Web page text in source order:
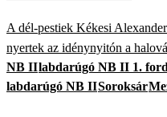
A dél-pestiek Kékesi
nyertek az idénynyitón a
NB IIlabdarúgó NB II 1.
labdarúgó NB IISoroksár